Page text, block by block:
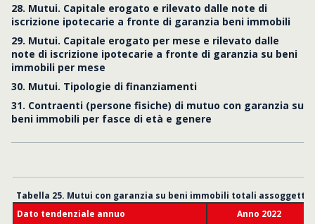
28. Mutui. Capitale erogato e rilevato dalle note di
iscrizione ipotecarie a fronte di garanzia beni immobili
29. Mutui. Capitale erogato per mese e rilevato dalle
note di iscrizione ipotecarie a fronte di garanzia su beni
immobili per mese
30. Mutui. Tipologie di finanziamenti
31. Contraenti (persone fisiche) di mutuo con garanzia su
beni immobili per fasce di età e genere
Tabella 25. Mutui con garanzia su beni immobili totali
Dato tendenziale annuo
Anno 2022